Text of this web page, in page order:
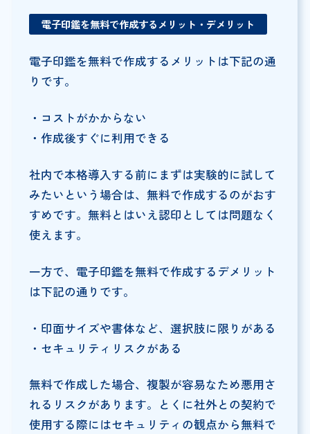
電子印鑑を無料で作成するメリット・デメリット
電子印鑑を無料で作成するメリットは下記の通
りです。
・コストがかからない
・作成後すぐに利用できる
社内で本格導入する前にまずは実験的に試して
みたいという場合は、無料で作成するのがおす
すめです。無料とはいえ認印としては問題なく
使えます。
一方で、電子印鑑を無料で作成するデメリット
は下記の通りです。
・印面サイズや書体など、選択肢に限りがある
・セキュリティリスクがある
無料で作成した場合、複製が容易なため悪用さ
れるリスクがあります。とくに社外との契約で
使用する際にはセキュリティの観点から無料で